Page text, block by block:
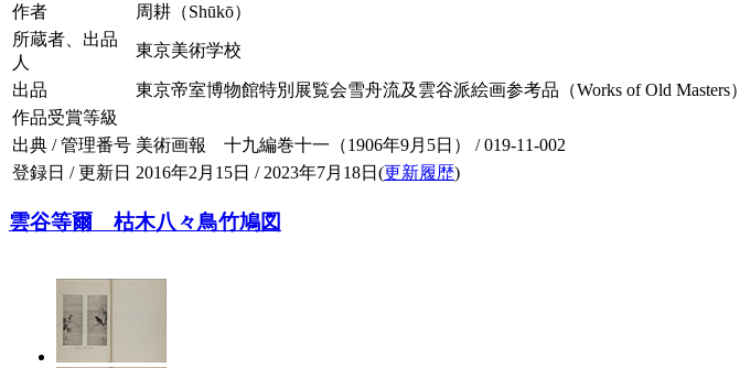
作者
周耕（Shūkō）
所蔵者、出品
人
東京美術学校
出品
東京帝室博物館特別展覧会雪舟流及雲谷派絵画参考品（Works of Old Masters）
作品受賞等級
出典 / 管理番号 美術画報 十九編巻十一（1906年9月5日） / 019-11-002
登録日 / 更新日 2016年2月15日 / 2023年7月18日(更新履歴)
雲谷等爾 枯木八々鳥竹鳩図